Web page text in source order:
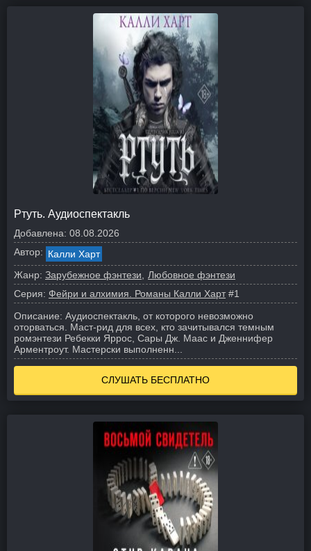
Ртуть. Аудиоспектакль
Добавлена: 08.08.2026
Автор: Калли Харт
Жанр: Зарубежное фэнтези
Любовное фэнтези
Серия: Фейри и алхимия. Романы Калли Харт#1
Описание: Аудиоспектакль, от которого невозможно
оторваться. Маст-рид для всех, кто зачитывался темным
ромэнтези Ребекки Яррос, Сары Дж. Маас и Дженнифер
Арментроут. Мастерски выполненн...
СЛУШАТЬ БЕСПЛАТНО